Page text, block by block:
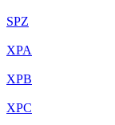
SPZ
XPA
XPB
XPC